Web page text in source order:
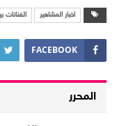
اخبار المشاهير الفنانات
FACEBOOK
المحرر